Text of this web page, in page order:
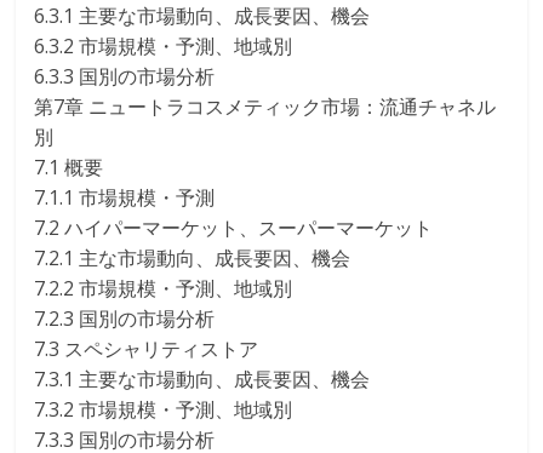
6.3.1 主要な市場動向、成長要因、機会
6.3.2 市場規模・予測、地域別
6.3.3 国別の市場分析
第7章 ニュートラコスメティック市場：流通チャネル
別
7.1 概要
7.1.1 市場規模・予測
7.2 ハイパーマーケット、スーパーマーケット
7.2.1 主な市場動向、成長要因、機会
7.2.2 市場規模・予測、地域別
7.2.3 国別の市場分析
7.3 スペシャリティストア
7.3.1 主要な市場動向、成長要因、機会
7.3.2 市場規模・予測、地域別
7.3.3 国別の市場分析